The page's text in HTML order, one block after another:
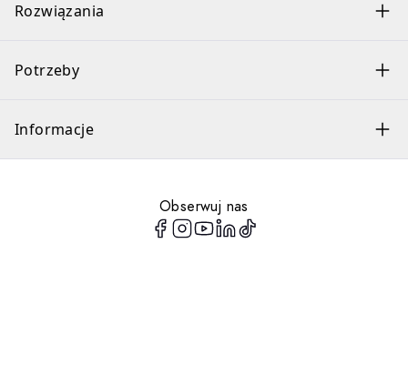
Rozwiązania
Potrzeby
Informacje
Obserwuj nas